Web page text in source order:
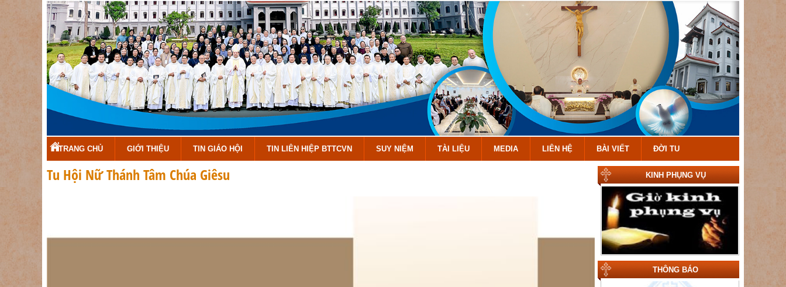
TRANG CHỦ GIỚI THIỆU TIN GIÁO HỘI TIN LIÊN HIỆP BTTCVN SUY NIỆM TÀI LIỆU MEDIA LIÊN HỆ BÀI VIẾT ĐỜI TU
Tu Hội Nữ Thánh Tâm Chúa Giêsu KINH PHỤNG VỤ
THÔNG BÁO